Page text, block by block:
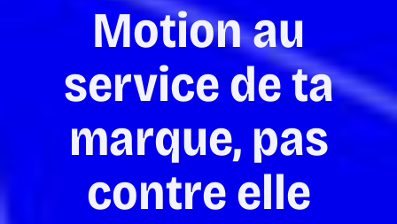
Motion au
service de ta
marque, pas
contre elle